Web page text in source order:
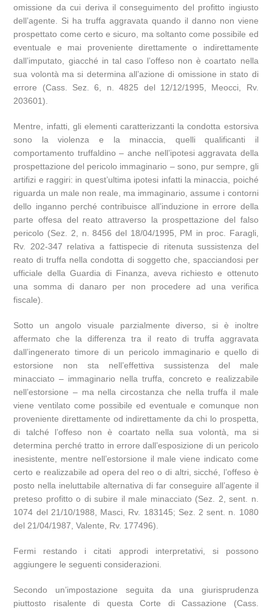
omissione da cui deriva il conseguimento del profitto ingiusto
dell’agente. Si ha truffa aggravata quando il danno non viene
prospettato come certo e sicuro, ma soltanto come possibile ed
eventuale e mai proveniente direttamente o indirettamente
dall’imputato, giacché in tal caso l’offeso non è coartato nella
sua volontà ma si determina all’azione di omissione in stato di
errore (Cass. Sez. 6, n. 4825 del 12/12/1995, Meocci, Rv.
203601).
Mentre, infatti, gli elementi caratterizzanti la condotta estorsiva
sono la violenza e la minaccia, quelli qualificanti il
comportamento truffaldino – anche nell’ipotesi aggravata della
prospettazione del pericolo immaginario – sono, pur sempre, gli
artifizi e raggiri: in quest’ultima ipotesi infatti la minaccia, poiché
riguarda un male non reale, ma immaginario, assume i contorni
dello inganno perché contribuisce all’induzione in errore della
parte offesa del reato attraverso la prospettazione del falso
pericolo (Sez. 2, n. 8456 del 18/04/1995, PM in proc. Faragli,
Rv. 202-347 relativa a fattispecie di ritenuta sussistenza del
reato di truffa nella condotta di soggetto che, spacciandosi per
ufficiale della Guardia di Finanza, aveva richiesto e ottenuto
una somma di danaro per non procedere ad una verifica
fiscale).
Sotto un angolo visuale parzialmente diverso, si è inoltre
affermato che la differenza tra il reato di truffa aggravata
dall’ingenerato timore di un pericolo immaginario e quello di
estorsione non sta nell’effettiva sussistenza del male
minacciato – immaginario nella truffa, concreto e realizzabile
nell’estorsione – ma nella circostanza che nella truffa il male
viene ventilato come possibile ed eventuale e comunque non
proveniente direttamente od indirettamente da chi lo prospetta,
di talché l’offeso non è coartato nella sua volontà, ma si
determina perché tratto in errore dall’esposizione di un pericolo
inesistente, mentre nell’estorsione il male viene indicato come
certo e realizzabile ad opera del reo o di altri, sicché, l’offeso è
posto nella ineluttabile alternativa di far conseguire all’agente il
preteso profitto o di subire il male minacciato (Sez. 2, sent. n.
1074 del 21/10/1988, Masci, Rv. 183145; Sez. 2 sent. n. 1080
del 21/04/1987, Valente, Rv. 177496).
Fermi restando i citati approdi interpretativi, si possono
aggiungere le seguenti considerazioni.
Secondo un’impostazione seguita da una giurisprudenza
piuttosto risalente di questa Corte di Cassazione (Cass.